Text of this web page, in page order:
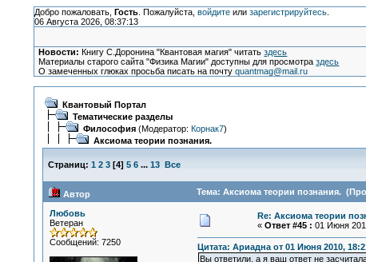
Добро пожаловать, Гость. Пожалуйста, войдитеили зарегистрируйтесь.
06 Августа 2026, 08:37:13
Новости: Книгу С.Доронина "Квантовая магия" читатьздесь
Материалы старого сайта "Физика Магии" доступны для просмотраздесь
О замеченных глюках просьба писать на почтуquantmag@mail.ru
Квантовый Портал
Тематические разделы
Философия(Модератор: Корнак7)
Аксиома теории познания.
Страниц: 1 2 3[4] 5 6 ... 13 Все
Автор Тема: Аксиома теории познания.
Любовь
Ветеран
Сообщений: 7250
Re: Аксиома теории
« Ответ #45 : 01 Июня
Цитата: Ариадна от 01 Июня 2010,
Вы ответили, а я ваш ответ не